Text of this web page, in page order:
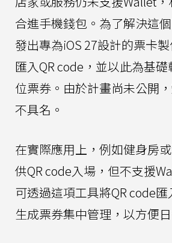
合進手機錢包。為了解決這
發出專為iOS 27設計的票卡
匯入QR code，並以此為基
位票券。由於計畫尚未公開
不具名。
在實際應用上，例如健身房
供QR code入場，但不支援
可透過這項工具將QR code
生成票券集中管理，以方便